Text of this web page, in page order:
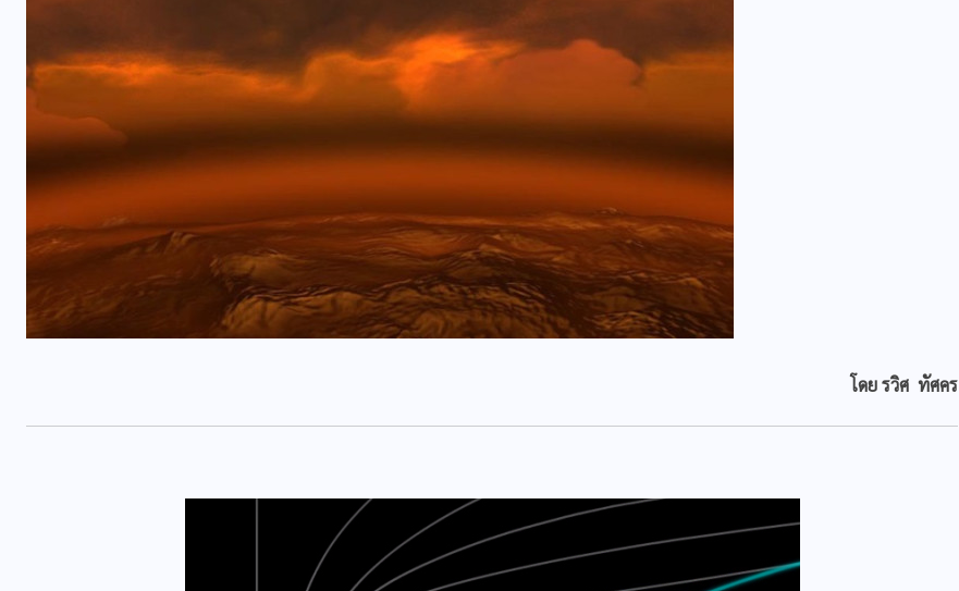
โดย รวิศ ทัศคร
ใหม่
04/08/2026
เปิดรายชื่อนักล่าลูกปลาหมอคางดำ
05/08/2026